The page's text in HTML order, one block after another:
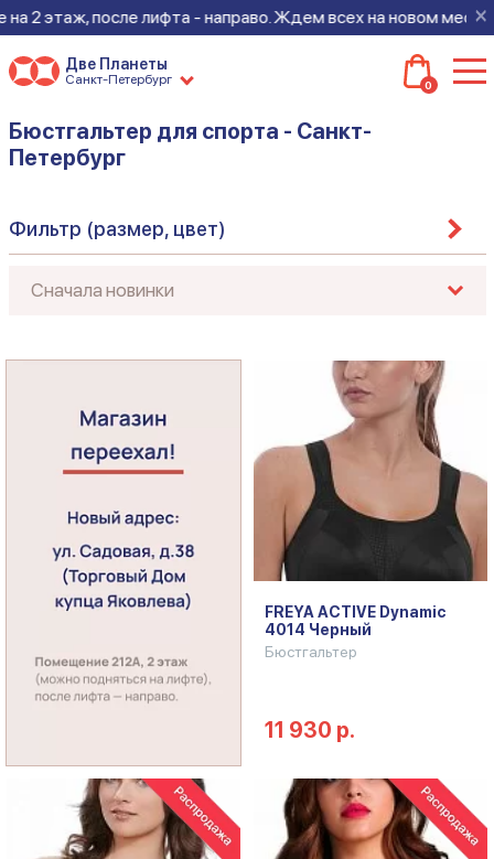
×
этаж, после лифта - направо. Ждем всех на новом месте!
Две Планеты
Санкт-Петербург 0
Бюстгальтер для спорта - Санкт-
Петербург
Фильтр (размер, цвет)
FREYA ACTIVE Dynamic
4014 Черный
Бюстгальтер
11 930 р.